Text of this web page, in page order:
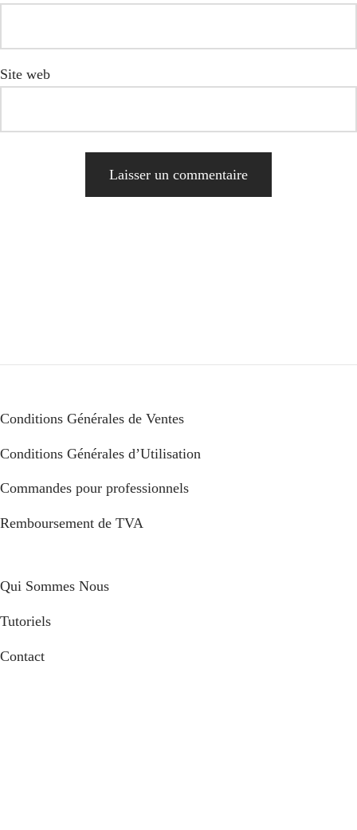
Site web
Conditions Générales de Ventes
Conditions Générales d’Utilisation
Commandes pour professionnels
Remboursement de TVA
Qui Sommes Nous
Tutoriels
Contact